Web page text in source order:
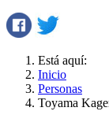
Está aquí:
Inicio
Personas
Toyama